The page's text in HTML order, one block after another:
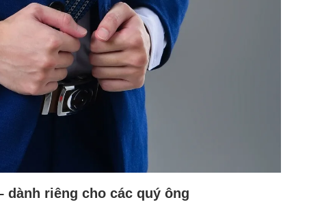
dành riêng cho các quý ông